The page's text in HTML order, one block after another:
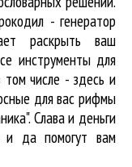
- генератор
раскрыть ваш
инструменты для
числе - здесь и
для вас рифмы
Слава и деньги
и да помогут вам